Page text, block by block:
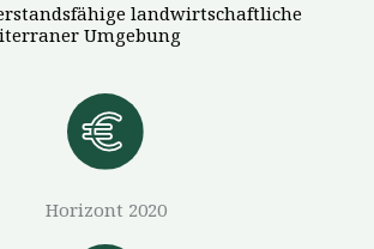
landwirtschaftliche
Umgebung
Horizont 2020